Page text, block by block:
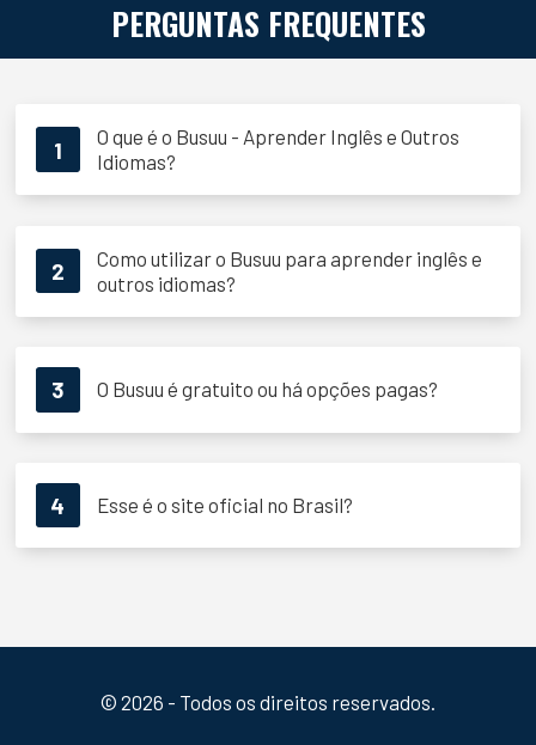
PERGUNTAS FREQUENTES
1
O que é o Busuu - Aprender Inglês e Outros
Idiomas?
2
Como utilizar o Busuu para aprender inglês e
outros idiomas?
3 O Busuu é gratuito ou há opções pagas?
4 Esse é o site oficial no Brasil?
© 2026 - Todos os direitos reservados.